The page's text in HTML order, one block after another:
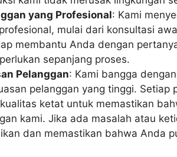
yang Profesional: Kami
mulai dari konsultasi
membantu Anda dengan
sepanjang proses.
Pelanggan: Kami bangga
pelanggan yang tinggi. Setiap
ketat untuk memastikan
kami. Jika ada masalah atau
dan memastikan bahwa Anda